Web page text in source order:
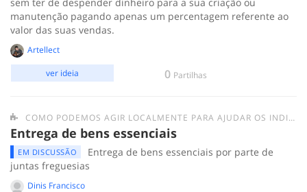
manutenção pagando apenas um percentagem referente ao
valor das suas vendas.
Artellect
0 Partilhas
ver ideia
COMO PODEMOS AGIR LOCALMENTE PARA AJUDAR OS INDIVÍDUOS/GRUPOS MAIS FRÁGEIS E AS PESSOAS EM SITUAÇÃO DE SEM-ABRIGO?
Entrega de bens essenciais
EM DISCUSSÃO
Entrega de bens essenciais por parte de
juntas freguesias
Dinis Francisco